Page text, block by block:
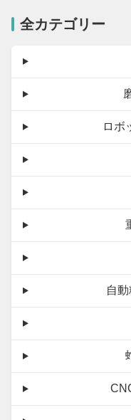
全カテゴリー
ロボ
自